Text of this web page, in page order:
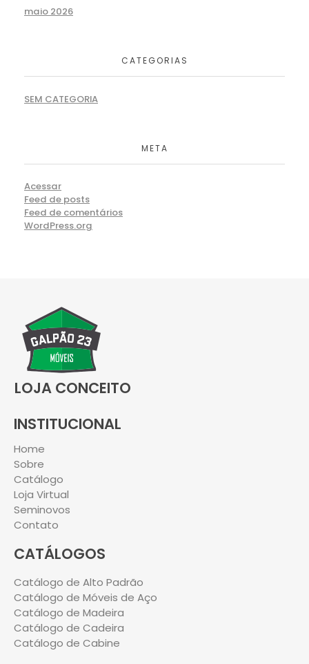
maio 2026
CATEGORIAS
SEM CATEGORIA
META
Acessar
Feed de posts
Feed de comentários
WordPress.org
LOJA CONCEITO
INSTITUCIONAL
Home
Sobre
Catálogo
Loja Virtual
Seminovos
Contato
CATÁLOGOS
Catálogo de Alto Padrão
Catálogo de Móveis de Aço
Catálogo de Madeira
Catálogo de Cadeira
Catálogo de Cabine